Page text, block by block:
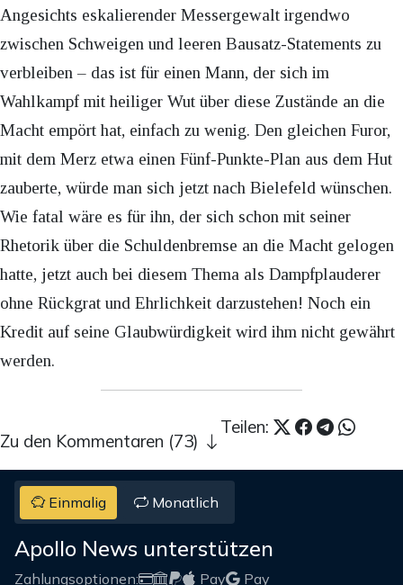
Angesichts eskalierender Messergewalt irgendwo
zwischen Schweigen und leeren Bausatz-Statements zu
verbleiben – das ist für einen Mann, der sich im
Wahlkampf mit heiliger Wut über diese Zustände an die
Macht empört hat, einfach zu wenig. Den gleichen Furor,
mit dem Merz etwa einen Fünf-Punkte-Plan aus dem Hut
zauberte, würde man sich jetzt nach Bielefeld wünschen.
Wie fatal wäre es für ihn, der sich schon mit seiner
Rhetorik über die Schuldenbremse an die Macht gelogen
hatte, jetzt auch bei diesem Thema als Dampfplauderer
ohne Rückgrat und Ehrlichkeit darzustehen! Noch ein
Kredit auf seine Glaubwürdigkeit wird ihm nicht gewährt
werden.
Teilen:
Zu den Kommentaren (73)
Einmalig Monatlich
Apollo News unterstützen
Zahlungsoptionen: Pay
Pay